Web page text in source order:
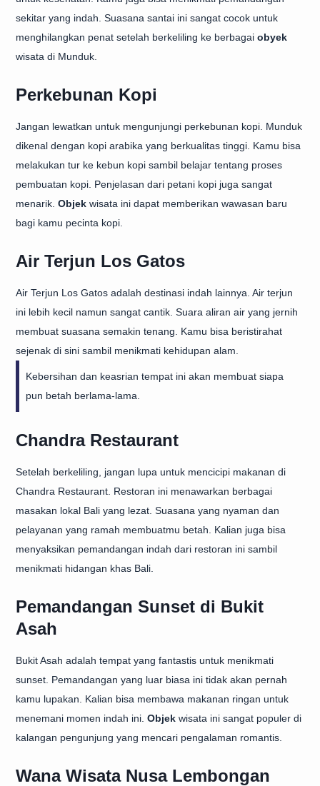
sekitar yang indah. Suasana santai ini sangat cocok untuk
menghilangkan penat setelah berkeliling ke berbagai obyek
wisata di Munduk.
Perkebunan Kopi
Jangan lewatkan untuk mengunjungi perkebunan kopi. Munduk
dikenal dengan kopi arabika yang berkualitas tinggi. Kamu bisa
melakukan tur ke kebun kopi sambil belajar tentang proses
pembuatan kopi. Penjelasan dari petani kopi juga sangat
menarik. Objek wisata ini dapat memberikan wawasan baru
bagi kamu pecinta kopi.
Air Terjun Los Gatos
Air Terjun Los Gatos adalah destinasi indah lainnya. Air terjun
ini lebih kecil namun sangat cantik. Suara aliran air yang jernih
membuat suasana semakin tenang. Kamu bisa beristirahat
sejenak di sini sambil menikmati kehidupan alam.
Kebersihan dan keasrian tempat ini akan membuat siapa
pun betah berlama-lama.
Chandra Restaurant
Setelah berkeliling, jangan lupa untuk mencicipi makanan di
Chandra Restaurant. Restoran ini menawarkan berbagai
masakan lokal Bali yang lezat. Suasana yang nyaman dan
pelayanan yang ramah membuatmu betah. Kalian juga bisa
menyaksikan pemandangan indah dari restoran ini sambil
menikmati hidangan khas Bali.
Pemandangan Sunset di Bukit
Asah
Bukit Asah adalah tempat yang fantastis untuk menikmati
sunset. Pemandangan yang luar biasa ini tidak akan pernah
kamu lupakan. Kalian bisa membawa makanan ringan untuk
menemani momen indah ini. Objek wisata ini sangat populer di
kalangan pengunjung yang mencari pengalaman romantis.
Wana Wisata Nusa Lembongan